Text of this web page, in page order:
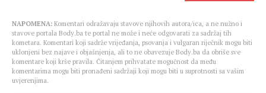
NAPOMENA: Komentari odražavaju stavove njihovih autora/ica, a ne nužno i
stavove portala Body.ba te portal ne može i neće odgovarati za sadržaj tih
kometara. Komentari koji sadrže vrijeđanja, psovanja i vulgaran riječnik mogu biti
uklonjeni bez najave i objašnjenja, ali to ne obavezuje Body.ba da obriše sve
komentare koji krše pravila. Čitanjem prihvatate mogućnost da među
komentarima mogu biti pronađeni sadržaji koji mogu biti u suprotnosti sa vašim
uvjerenjima.